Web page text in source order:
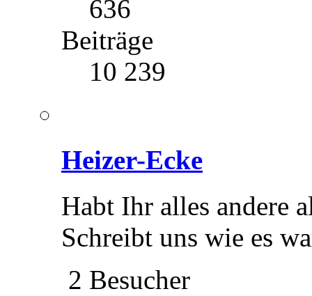
636
Beiträge
10 239
Heizer-Ecke
Habt Ihr alles andere
Schreibt uns wie es
2 Besucher